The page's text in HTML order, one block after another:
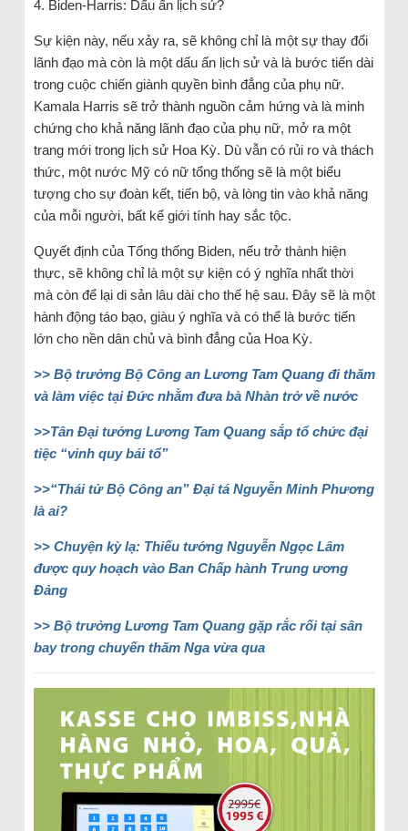
4. Biden-Harris: Dấu ấn lịch sử?
Sự kiện này, nếu xảy ra, sẽ không chỉ là một sự thay đổi
lãnh đạo mà còn là một dấu ấn lịch sử và là bước tiến dài
trong cuộc chiến giành quyền bình đẳng của phụ nữ.
Kamala Harris sẽ trở thành nguồn cảm hứng và là minh
chứng cho khả năng lãnh đạo của phụ nữ, mở ra một
trang mới trong lịch sử Hoa Kỳ. Dù vẫn có rủi ro và thách
thức, một nước Mỹ có nữ tổng thống sẽ là một biểu
tượng cho sự đoàn kết, tiến bộ, và lòng tin vào khả năng
của mỗi người, bất kể giới tính hay sắc tộc.
Quyết định của Tổng thống Biden, nếu trở thành hiện
thực, sẽ không chỉ là một sự kiện có ý nghĩa nhất thời
mà còn để lại di sản lâu dài cho thế hệ sau. Đây sẽ là một
hành động táo bạo, giàu ý nghĩa và có thể là bước tiến
lớn cho nền dân chủ và bình đẳng của Hoa Kỳ.
>> Bộ trưởng Bộ Công an Lương Tam Quang đi thăm
và làm việc tại Đức nhằm đưa bà Nhàn trở về nước
>>Tân Đại tướng Lương Tam Quang sắp tổ chức đại
tiệc “vinh quy bái tổ”
>>“Thái tử Bộ Công an” Đại tá Nguyễn Minh Phương
là ai?
>> Chuyện kỳ lạ: Thiếu tướng Nguyễn Ngọc Lâm
được quy hoạch vào Ban Chấp hành Trung ương
Đảng
>> Bộ trưởng Lương Tam Quang gặp rắc rối tại sân
bay trong chuyến thăm Nga vừa qua